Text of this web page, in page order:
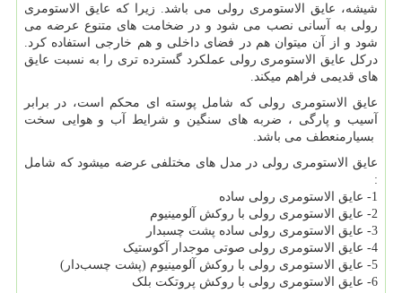
شیشه، عایق الاستومری رولی می باشد. زیرا که عایق الاستومری
رولی به آسانی نصب می شود و در ضخامت های متنوع عرضه می
شود و از آن میتوان هم در فضای داخلی و هم خارجی استفاده کرد.
درکل عایق الاستومری رولی عملکرد گسترده تری را به نسبت عایق
های قدیمی فراهم میکند.
عایق الاستومری رولی که شامل پوسته ای محکم است، در برابر
آسیب و پارگی ، ضربه های سنگین و شرایط آب و هوایی سخت
بسیارمنعطف می باشد.
عایق الاستومری رولی در مدل های مختلفی عرضه میشود که شامل
:
1- عایق الاستومری رولی ساده
2- عایق الاستومری رولی با روکش آلومینیوم
3- عایق الاستومری رولی ساده پشت چسبدار
4- عایق الاستومری رولی صوتی موجدار آکوستیک
5- عایق الاستومری رولی با روکش آلومینیوم (پشت چسب‌دار)
6- عایق الاستومری رولی با روکش پروتکت بلک